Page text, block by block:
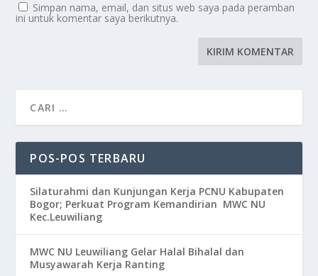
Simpan nama, email, dan situs web saya pada peramban
ini untuk komentar saya berikutnya.
POS-POS TERBARU
Silaturahmi dan Kunjungan Kerja PCNU Kabupaten
Bogor; Perkuat Program Kemandirian MWC NU
Kec.Leuwiliang
MWC NU Leuwiliang Gelar Halal Bihalal dan
Musyawarah Kerja Ranting